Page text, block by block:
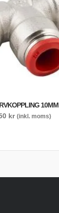
10MM
kr (inkl. moms)